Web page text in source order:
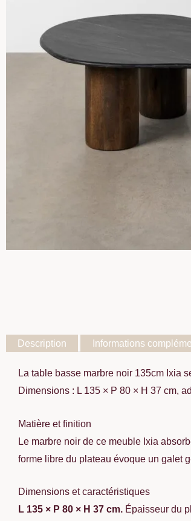
Description Informations
La table basse marbre noir 135cm Ixia
Dimensions : L 135 × P 80 × H 37 cm,
Matière et finition
Le marbre noir de ce meuble Ixia
forme libre du plateau évoque un galet
Dimensions et caractéristiques
L 135 × P 80 × H 37 cm. Épaisseur du